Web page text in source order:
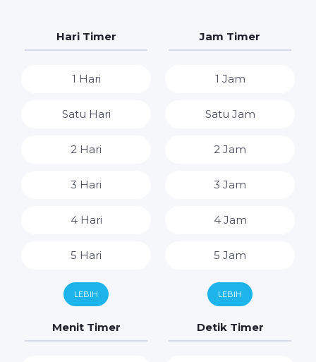
Hari Timer
1 Hari
Satu Hari
2 Hari
3 Hari
4 Hari
5 Hari
6 Hari
7 Hari
LEBIH
Jam Timer
1 Jam
Satu Jam
2 Jam
3 Jam
4 Jam
5 Jam
6 Jam
7 Jam
LEBIH
Menit Timer Detik Timer